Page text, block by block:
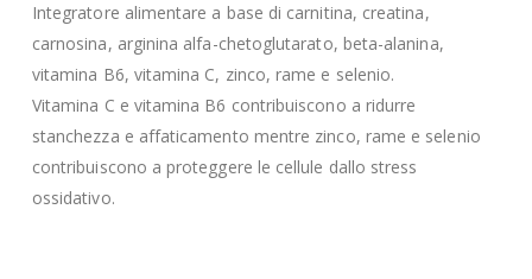
Integratore alimentare a base di carnitina, creatina,
carnosina, arginina alfa-chetoglutarato, beta-alanina,
vitamina B6, vitamina C, zinco, rame e selenio.
Vitamina C e vitamina B6 contribuiscono a ridurre
stanchezza e affaticamento mentre zinco, rame e selenio
contribuiscono a proteggere le cellule dallo stress
ossidativo.